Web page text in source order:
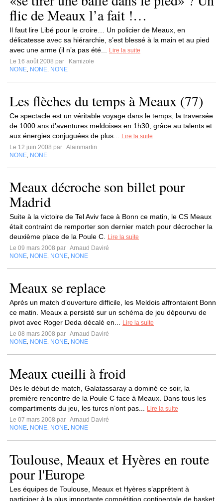
flic de Meaux l’a fait !…
Il faut lire Libé pour le croire… Un policier de Meaux, en
délicatesse avec sa hiérarchie, s’est blessé à la main et au pied
avec une arme (il n’a pas été...
Lire la suite
Le 16 août 2008 par
Kamizole
NONE NONE NONE
Les flèches du temps à Meaux (77)
Ce spectacle est un véritable voyage dans le temps, la traversée
de 1000 ans d’aventures meldoises en 1h30, grâce au talents et
aux énergies conjuguées de plus...
Lire la suite
Le 12 juin 2008 par Alainmartin
NONE NONE
Meaux décroche son billet pour
Madrid
Suite à la victoire de Tel Aviv face à Bonn ce matin, le CS Meaux
était contraint de remporter son dernier match pour décrocher la
deuxième place de la Poule C.
Lire la suite
Le 09 mars 2008 par Arnaud Daviré
NONE NONE NONE NONE
Meaux se replace
Après un match d’ouverture difficile, les Meldois affrontaient Bonn
ce matin. Meaux a persisté sur un schéma de jeu dépourvu de
pivot avec Roger Deda décalé en...
Lire la suite
Le 08 mars 2008 par Arnaud Daviré
NONE NONE NONE NONE
Meaux cueilli à froid
Dès le début de match, Galatassaray a dominé ce soir, la
première rencontre de la Poule C face à Meaux. Dans tous les
compartiments du jeu, les turcs n’ont pas...
Lire la suite
Le 07 mars 2008 par Arnaud Daviré
NONE NONE NONE NONE
Toulouse, Meaux et Hyères en route
pour l'Europe
Les équipes de Toulouse, Meaux et Hyères s’apprêtent à
participer à la plus importante compétition continentale de basket